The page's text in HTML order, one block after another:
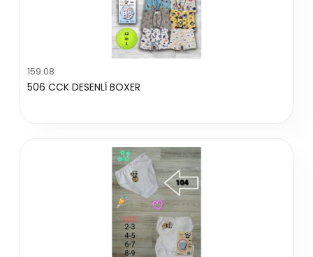
159.08
506 CCK DESENLİ BOXER